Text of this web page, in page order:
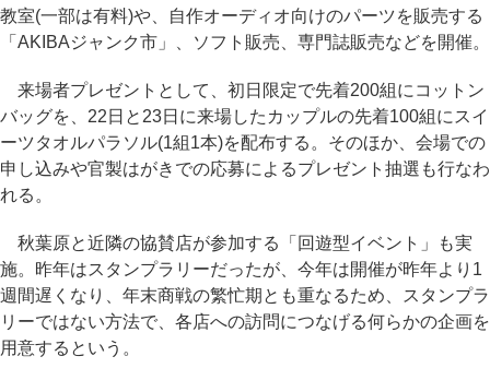
教室(一部は有料)や、自作オーディオ向けのパーツを販売する
「AKIBAジャンク市」、ソフト販売、専門誌販売などを開催。
来場者プレゼントとして、初日限定で先着200組にコットン
バッグを、22日と23日に来場したカップルの先着100組にスイ
ーツタオルパラソル(1組1本)を配布する。そのほか、会場での
申し込みや官製はがきでの応募によるプレゼント抽選も行なわ
れる。
秋葉原と近隣の協賛店が参加する「回遊型イベント」も実
施。昨年はスタンプラリーだったが、今年は開催が昨年より1
週間遅くなり、年末商戦の繁忙期とも重なるため、スタンプラ
リーではない方法で、各店への訪問につなげる何らかの企画を
用意するという。